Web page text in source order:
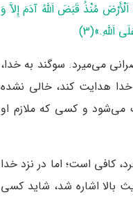
مُنْذُ قَبَضَ اَللَّهُ آدَمَ إِلاَّ وَ
می‌میرد. سوگند به خدا،
هدایت کند، خالی نشده
و کسی که ملازم او
کافی است؛ اما در نزد خدا
بالا اشاره شد، شاید کسی